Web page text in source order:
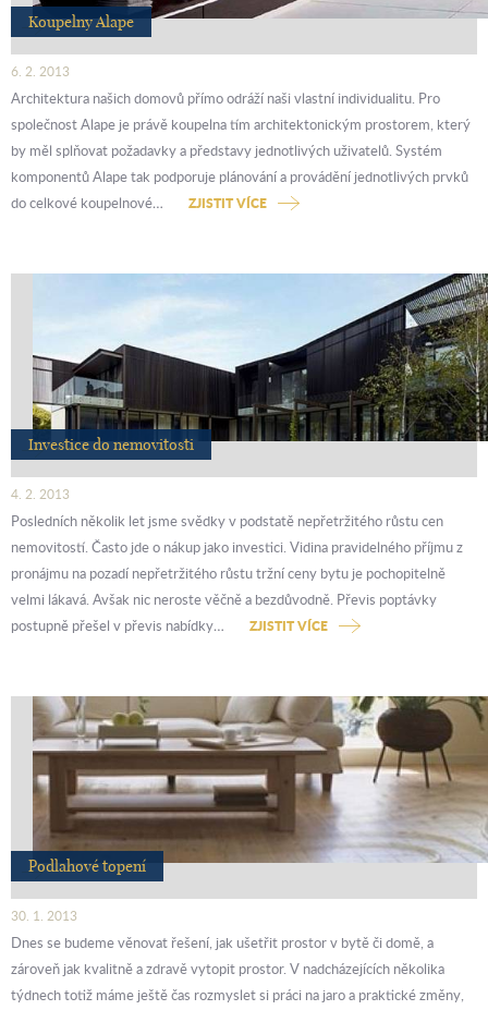
Koupelny Alape
6. 2. 2013
Architektura našich domovů přímo odráží naši vlastní individualitu. Pro
společnost Alape je právě koupelna tím architektonickým prostorem, který
by měl splňovat požadavky a představy jednotlivých uživatelů. Systém
komponentů Alape tak podporuje plánování a provádění jednotlivých prvků
do celkové koupelnové…
ZJISTIT VÍCE
Investice do nemovitosti
4. 2. 2013
Posledních několik let jsme svědky v podstatě nepřetržitého růstu cen
nemovitostí. Často jde o nákup jako investici. Vidina pravidelného příjmu z
pronájmu na pozadí nepřetržitého růstu tržní ceny bytu je pochopitelně
velmi lákavá. Avšak nic neroste věčně a bezdůvodně. Převis poptávky
postupně přešel v převis nabídky…
ZJISTIT VÍCE
Podlahové topení
30. 1. 2013
Dnes se budeme věnovat řešení, jak ušetřit prostor v bytě či domě, a
zároveň jak kvalitně a zdravě vytopit prostor. V nadcházejících několika
týdnech totiž máme ještě čas rozmyslet si práci na jaro a praktické změny,